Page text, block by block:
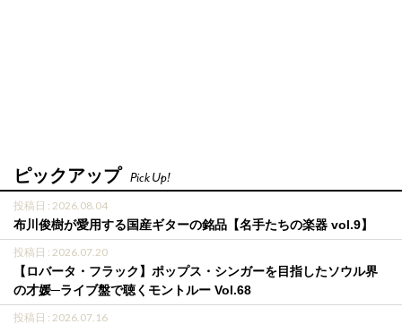
ピックアップ Pick Up!
投稿日 : 2026.08.04
布川俊樹が愛用する国産ギターの銘品【名手たちの楽器 vol.9】
投稿日 : 2026.07.20
【ロバータ・フラック】ポップス・シンガーを目指したソウル界
の才媛─ライブ盤で聴くモントルー Vol.68
投稿日 : 2026.07.16